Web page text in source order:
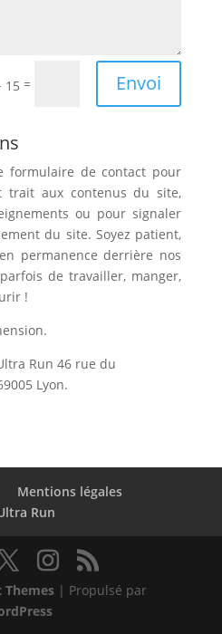
15 = Envoi
formulaire de contact pour
trait aux contenus du site,
ou pour signaler
du site. Soyez patient,
permanence derrière nos
de travailler, manger,
!
Run 46 rue du
Lyon.
Mentions légales
Run
Themes| Propulsé par